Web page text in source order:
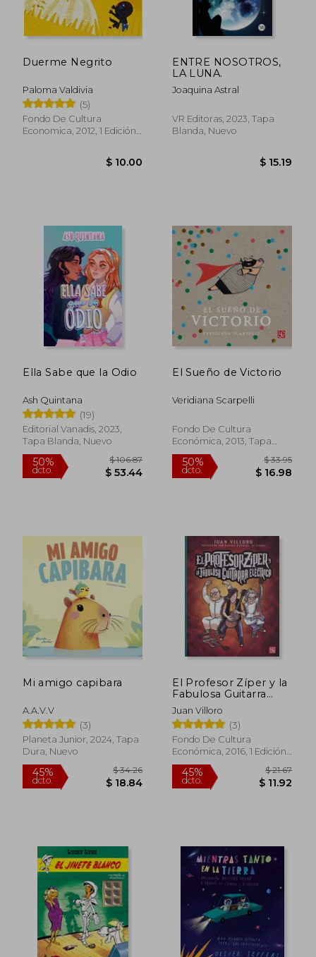
45%
dcto.
Duerme Negrito
Paloma Valdivia
(5)
Fondo De Cultura
Economica, 2012, 1 Edición,
$ 10.00
ENTRE NOSOTROS,
LA LUNA.
Joaquina Astral
VR Editoras, 2023, Tapa
Blanda, Nuevo
$
Ella Sabe que la Odio
Ash Quintana
(19)
Editorial Vanadis, 2023,
Tapa Blanda, Nuevo
El Sueño de Victorio
Veridiana Scarpelli
Fondo De Cultura
Económica, 2013, Tapa
Blanda, Nuevo
50%
Mi amigo capibara
A.A.V.V
(3)
Planeta Junior, 2024, Tapa
Dura, Nuevo
El Profesor Zíper y la
Fabulosa Guitarra
Eléctrica
Juan Villoro
(3)
Fondo De Cultura
Económica, 2016, 1 Edición,
Tapa Blanda, Nuevo